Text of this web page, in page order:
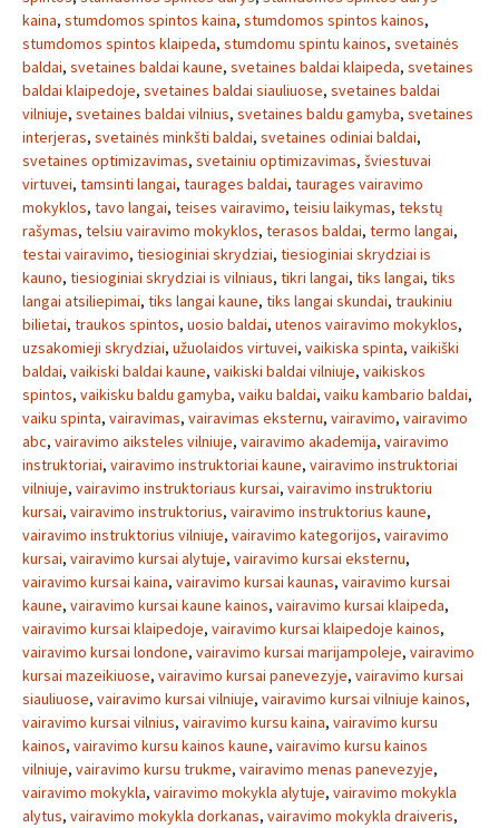
kaina, stumdomos spintos kaina, stumdomos spintos kainos,
stumdomos spintos klaipeda, stumdomu spintu kainos, svetainės
baldai, svetaines baldai kaune, svetaines baldai klaipeda, svetaines
baldai klaipedoje, svetaines baldai siauliuose, svetaines baldai
vilniuje, svetaines baldai vilnius, svetaines baldu gamyba, svetaines
interjeras, svetainės minkšti baldai, svetaines odiniai baldai,
svetaines optimizavimas, svetainiu optimizavimas, šviestuvai
virtuvei, tamsinti langai, taurages baldai, taurages vairavimo
mokyklos, tavo langai, teises vairavimo, teisiu laikymas, tekstų
rašymas, telsiu vairavimo mokyklos, terasos baldai, termo langai,
testai vairavimo, tiesioginiai skrydziai, tiesioginiai skrydziai is
kauno, tiesioginiai skrydziai is vilniaus, tikri langai, tiks langai, tiks
langai atsiliepimai, tiks langai kaune, tiks langai skundai, traukiniu
bilietai, traukos spintos, uosio baldai, utenos vairavimo mokyklos,
uzsakomieji skrydziai, užuolaidos virtuvei, vaikiska spinta, vaikiški
baldai, vaikiski baldai kaune, vaikiski baldai vilniuje, vaikiskos
spintos, vaikisku baldu gamyba, vaiku baldai, vaiku kambario baldai,
vaiku spinta, vairavimas, vairavimas eksternu, vairavimo, vairavimo
abc, vairavimo aiksteles vilniuje, vairavimo akademija, vairavimo
instruktoriai, vairavimo instruktoriai kaune, vairavimo instruktoriai
vilniuje, vairavimo instruktoriaus kursai, vairavimo instruktoriu
kursai, vairavimo instruktorius, vairavimo instruktorius kaune,
vairavimo instruktorius vilniuje, vairavimo kategorijos, vairavimo
kursai, vairavimo kursai alytuje, vairavimo kursai eksternu,
vairavimo kursai kaina, vairavimo kursai kaunas, vairavimo kursai
kaune, vairavimo kursai kaune kainos, vairavimo kursai klaipeda,
vairavimo kursai klaipedoje, vairavimo kursai klaipedoje kainos,
vairavimo kursai londone, vairavimo kursai marijampoleje, vairavimo
kursai mazeikiuose, vairavimo kursai panevezyje, vairavimo kursai
siauliuose, vairavimo kursai vilniuje, vairavimo kursai vilniuje kainos,
vairavimo kursai vilnius, vairavimo kursu kaina, vairavimo kursu
kainos, vairavimo kursu kainos kaune, vairavimo kursu kainos
vilniuje, vairavimo kursu trukme, vairavimo menas panevezyje,
vairavimo mokykla, vairavimo mokykla alytuje, vairavimo mokykla
alytus, vairavimo mokykla dorkanas, vairavimo mokykla draiveris,